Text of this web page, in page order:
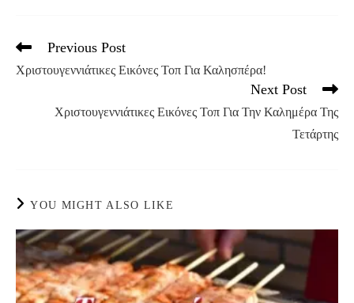
Read
articles
Previous Post
Χριστουγεννιάτικες Εικόνες Τοπ Για Καλησπέρα!
Next Post
Χριστουγεννιάτικες Εικόνες Τοπ Για Την Καλημέρα Της
Τετάρτης
YOU MIGHT ALSO LIKE